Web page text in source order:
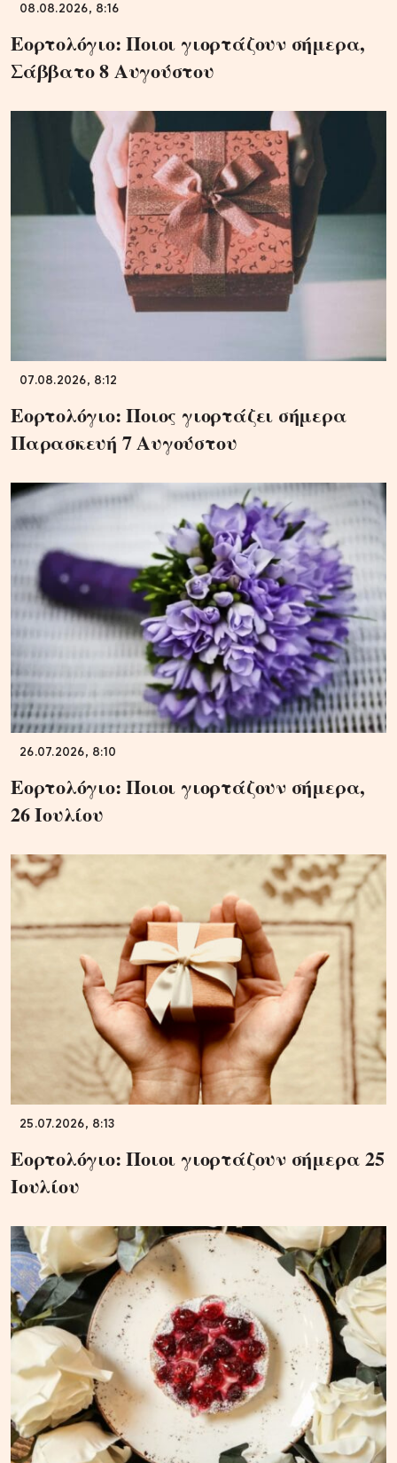
08.08.2026, 8:16
Εορτολόγιο: Ποιοι γιορτάζουν σήμερα,
Σάββατο 8 Αυγούστου
07.08.2026, 8:12
Εορτολόγιο: Ποιος γιορτάζει σήμερα
Παρασκευή 7 Αυγούστου
26.07.2026, 8:10
Εορτολόγιο: Ποιοι γιορτάζουν σήμερα,
26 Ιουλίου
25.07.2026, 8:13
Εορτολόγιο: Ποιοι γιορτάζουν σήμερα 25
Ιουλίου